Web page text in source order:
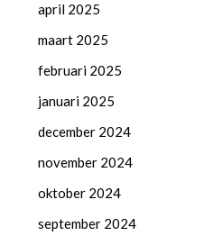
april 2025
maart 2025
februari 2025
januari 2025
december 2024
november 2024
oktober 2024
september 2024